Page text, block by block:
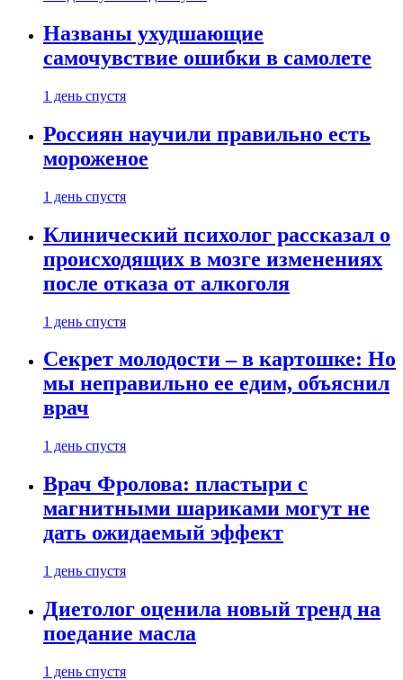
Названы ухудшающие
самочувствие ошибки в самолете
1 день спустя
Россиян научили правильно есть
мороженое
1 день спустя
Клинический психолог рассказал о
происходящих в мозге изменениях
после отказа от алкоголя
1 день спустя
Секрет молодости – в картошке: Но
мы неправильно ее едим, объяснил
врач
1 день спустя
Врач Фролова: пластыри с
магнитными шариками могут не
дать ожидаемый эффект
1 день спустя
Диетолог оценила новый тренд на
поедание масла
1 день спустя